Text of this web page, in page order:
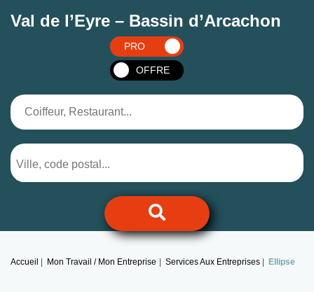
Val de l’Eyre – Bassin d’Arcachon
PRO
OFFRE
Accueil Mon Travail / Mon Entreprise Services Aux Entreprises Ellipse